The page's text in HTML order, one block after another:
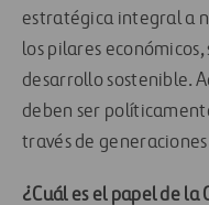
estratégica integral a
los pilares
desarrollo sostenible.
deben ser
través de
¿Cuál es el papel de la